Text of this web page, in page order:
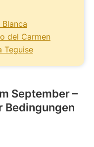
del Carmen
Teguise
September –
Bedingungen